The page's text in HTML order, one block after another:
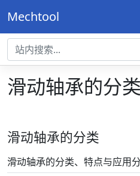
Mechtool
滑动轴承的分
滑动轴承的分类
滑动轴承的分类、特点与应用